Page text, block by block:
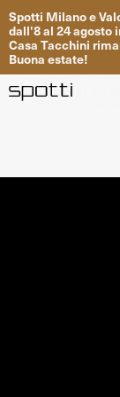
Spotti Milanoe
dall'8al 24agosto
Casa Tacchini
Buona estate!
Progetti